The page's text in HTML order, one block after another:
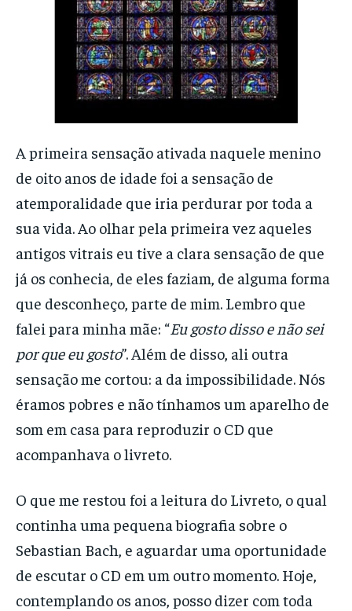
A primeira sensação ativada naquele menino
de oito anos de idade foi a sensação de
atemporalidade que iria perdurar por toda a
sua vida. Ao olhar pela primeira vez aqueles
antigos vitrais eu tive a clara sensação de que
já os conhecia, de eles faziam, de alguma forma
que desconheço, parte de mim. Lembro que
falei para minha mãe: “Eu gosto disso e não sei
por que eu gosto”. Além de disso, ali outra
sensação me cortou: a da impossibilidade. Nós
éramos pobres e não tínhamos um aparelho de
som em casa para reproduzir o CD que
acompanhava o livreto.
O que me restou foi a leitura do Livreto, o qual
continha uma pequena biografia sobre o
Sebastian Bach, e aguardar uma oportunidade
de escutar o CD em um outro momento. Hoje,
contemplando os anos, posso dizer com toda